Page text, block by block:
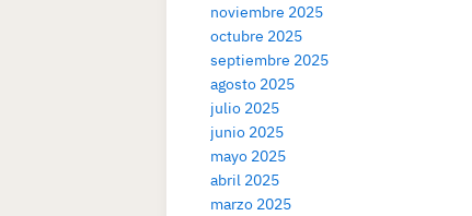
noviembre 2025
octubre 2025
septiembre 2025
agosto 2025
julio 2025
junio 2025
mayo 2025
abril 2025
marzo 2025